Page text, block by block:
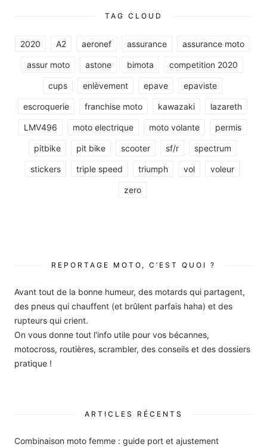
TAG CLOUD
2020 A2 aeronef assurance assurance moto
assur moto astone bimota competition 2020
cups enlèvement epave epaviste
escroquerie franchise moto kawazaki lazareth
LMV496 moto electrique moto volante permis
pitbike pit bike scooter sf/r spectrum
stickers triple speed triumph vol voleur
zero
REPORTAGE MOTO, C’EST QUOI ?
Avant tout de la bonne humeur, des motards qui partagent,
des pneus qui chauffent (et brûlent parfais haha) et des
rupteurs qui crient.
On vous donne tout l'info utile pour vos bécannes,
motocross, routières, scrambler, des conseils et des dossiers
pratique !
ARTICLES RÉCENTS
Combinaison moto femme : guide port et ajustement